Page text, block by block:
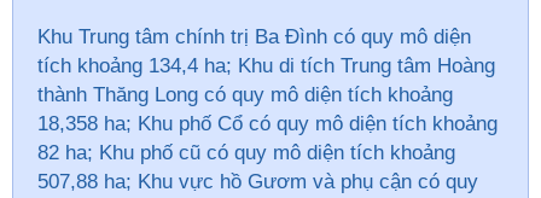
Khu Trung tâm chính trị Ba Đình có quy mô diện
tích khoảng 134,4 ha; Khu di tích Trung tâm Hoàng
thành Thăng Long có quy mô diện tích khoảng
18,358 ha; Khu phố Cổ có quy mô diện tích khoảng
82 ha; Khu phố cũ có quy mô diện tích khoảng
507,88 ha; Khu vực hồ Gươm và phụ cận có quy